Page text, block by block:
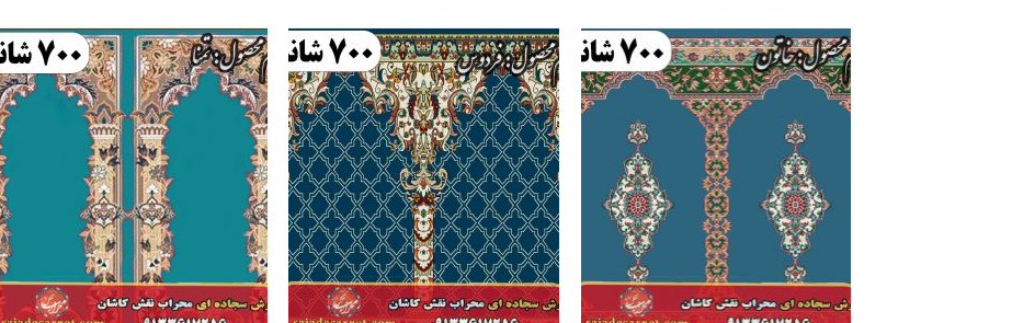
افزودن
به
علاقه
افزودن
به
علاقه
مندی
ها
افزودن
به
علاقه
مندی